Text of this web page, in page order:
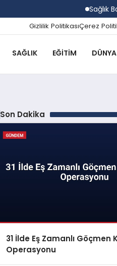
Sağlık
Gizlilik PolitikasıÇerez
SAĞLIK EĞITIM DÜNYA
Son Dakika
31 İlde Eş Zamanlı Göçmen
Operasyonu